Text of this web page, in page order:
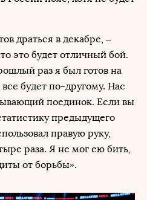
драться в декабре, –
это будет отличный бой.
раз я был готов на
все будет по-другому. Нас
поединок. Если вы
предыдущего
правую руку,
раза. Я не мог ею бить,
от борьбы».